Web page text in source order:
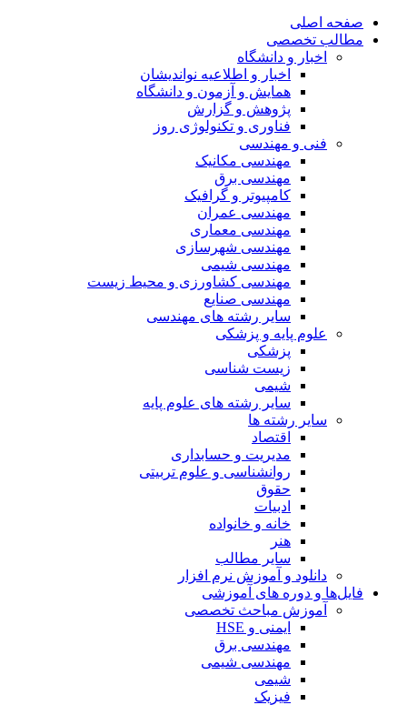
صفحه اصلی
مطالب تخصصی
اخبار و دانشگاه
اخبار و اطلاعیه نواندیشان
همایش و آزمون و دانشگاه
پژوهش و گزارش
فناوری و تکنولوژی روز
فنی و مهندسی
مهندسی مکانیک
مهندسی برق
کامپیوتر و گرافیک
مهندسی عمران
مهندسی معماری
مهندسی شهرسازی
مهندسی شیمی
مهندسی کشاورزی و محیط زیست
مهندسی صنایع
سایر رشته های مهندسی
علوم پایه و پزشکی
پزشکی
زیست شناسی
شیمی
سایر رشته های علوم پایه
سایر رشته ها
اقتصاد
مدیریت و حسابداری
روانشناسی و علوم تربیتی
حقوق
ادبیات
خانه و خانواده
هنر
سایر مطالب
دانلود و آموزش نرم افزار
فایل‌ها و دوره های آموزشی
آموزش مباحث تخصصی
ایمنی و HSE
مهندسی برق
مهندسی شیمی
شیمی
فیزیک